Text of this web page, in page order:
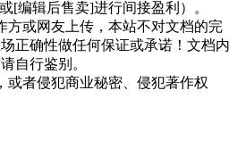
[编辑后售卖]进行间接盈利）。
方或网友上传，本站不对文档的完
正确性做任何保证或承诺！文档内
自行鉴别。
或者侵犯商业秘密、侵犯著作权